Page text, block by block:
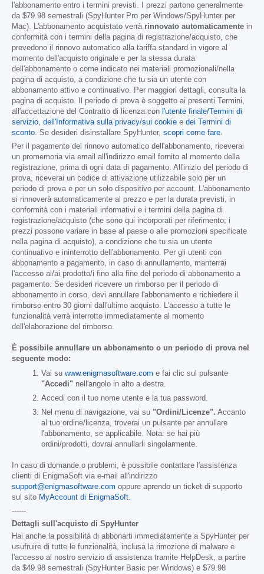
l'abbonamento entro i termini previsti. I prezzi partono generalmente
da $79.98 semestrali (SpyHunter Pro per Windows/SpyHunter per
Mac). L'abbonamento acquistato verrà rinnovato automaticamente in
conformità con i termini della pagina di registrazione/acquisto, che
prevedono il rinnovo automatico alla tariffa standard in vigore al
momento dell'acquisto originale e per la stessa durata
dell'abbonamento o come indicato nei materiali promozionali/nella
pagina di acquisto, a condizione che tu sia un utente con
abbonamento attivo e continuativo. Per maggiori dettagli, consulta la
pagina di acquisto. Il periodo di prova è soggetto ai presenti Termini,
all'accettazione del Contratto di licenza con l'utente finale/Termini di
servizio, dell'Informativa sulla privacy/sui cookie e dei Termini di
sconto. Se desideri disinstallare SpyHunter, scopri come fare.
Per il pagamento del rinnovo automatico dell'abbonamento, riceverai
un promemoria via email all'indirizzo email fornito al momento della
registrazione, prima di ogni data di pagamento. All'inizio del periodo di
prova, riceverai un codice di attivazione utilizzabile solo per un
periodo di prova e per un solo dispositivo per account. L'abbonamento
si rinnoverà automaticamente al prezzo e per la durata previsti, in
conformità con i materiali informativi e i termini della pagina di
registrazione/acquisto (che sono qui incorporati per riferimento; i
prezzi possono variare in base al paese o alle promozioni specificate
nella pagina di acquisto), a condizione che tu sia un utente
continuativo e ininterrotto dell'abbonamento. Per gli utenti con
abbonamento a pagamento, in caso di annullamento, manterrai
l'accesso al/ai prodotto/i fino alla fine del periodo di abbonamento a
pagamento. Se desideri ricevere un rimborso per il periodo di
abbonamento in corso, devi annullare l'abbonamento e richiedere il
rimborso entro 30 giorni dall'ultimo acquisto. L'accesso a tutte le
funzionalità verrà interrotto immediatamente al momento
dell'elaborazione del rimborso.
È possibile annullare un abbonamento o un periodo di prova nel
seguente modo:
Vai su www.enigmasoftware.com e fai clic sul pulsante
"Accedi" nell'angolo in alto a destra.
Accedi con il tuo nome utente e la tua password.
Nel menu di navigazione, vai su "Ordini/Licenze". Accanto
al tuo ordine/licenza, troverai un pulsante per annullare
l'abbonamento, se applicabile. Nota: se hai più
ordini/prodotti, dovrai annullarli singolarmente.
In caso di domande o problemi, è possibile contattare l'assistenza
clienti di EnigmaSoft via e-mail all'indirizzo
support@enigmasoftware.com oppure aprendo un ticket di supporto
sul sito MyAccount di EnigmaSoft.
------
Dettagli sull'acquisto di SpyHunter
Hai anche la possibilità di abbonarti immediatamente a SpyHunter per
usufruire di tutte le funzionalità, inclusa la rimozione di malware e
l'accesso al nostro servizio di assistenza tramite HelpDesk, a partire
da $49.98 semestrali (SpyHunter Basic per Windows) e $79.98